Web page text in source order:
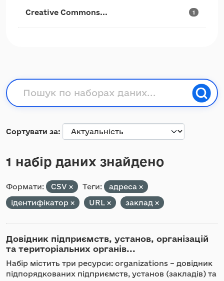
Creative Commons... 1
Сортувати за
1 набір даних знайдено
Формати: CSV Теги:
адреса
ідентифікатор
URL заклад
Довідник підприємств, установ, організацій
та територіальних органів...
Набір містить три ресурси: organizations – довідник
підпорядкованих підприємств, установ (закладів) та